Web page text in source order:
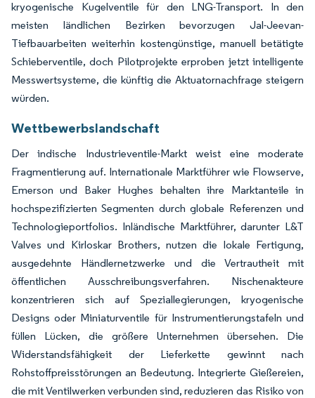
kryogenische Kugelventile für den LNG-Transport. In den
meisten ländlichen Bezirken bevorzugen Jal-Jeevan-
Tiefbauarbeiten weiterhin kostengünstige, manuell betätigte
Schieberventile, doch Pilotprojekte erproben jetzt intelligente
Messwertsysteme, die künftig die Aktuatornachfrage steigern
würden.
Wettbewerbslandschaft
Der indische Industrieventile-Markt weist eine moderate
Fragmentierung auf. Internationale Marktführer wie Flowserve,
Emerson und Baker Hughes behalten ihre Marktanteile in
hochspezifizierten Segmenten durch globale Referenzen und
Technologieportfolios. Inländische Marktführer, darunter L&T
Valves und Kirloskar Brothers, nutzen die lokale Fertigung,
ausgedehnte Händlernetzwerke und die Vertrautheit mit
öffentlichen Ausschreibungsverfahren. Nischenakteure
konzentrieren sich auf Speziallegierungen, kryogenische
Designs oder Miniaturventile für Instrumentierungstafeln und
füllen Lücken, die größere Unternehmen übersehen. Die
Widerstandsfähigkeit der Lieferkette gewinnt nach
Rohstoffpreisstörungen an Bedeutung. Integrierte Gießereien,
die mit Ventilwerken verbunden sind, reduzieren das Risiko von